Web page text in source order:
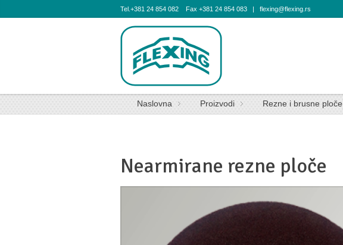
Tel.+381 24 854 082 Fax +381 24 854 083 | flexing@flexing.rs
Naslovna Proizvodi Rezne i brusne ploče
Nearmirane rezne ploče